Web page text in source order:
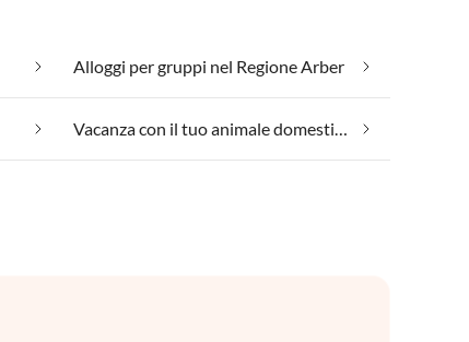
Alloggi per gruppi nel Regione Arber
Vacanza con il tuo animale domestico nel Regione Arber